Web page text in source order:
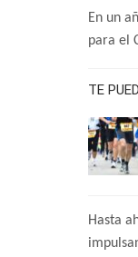
En un
para el
TE
Hasta